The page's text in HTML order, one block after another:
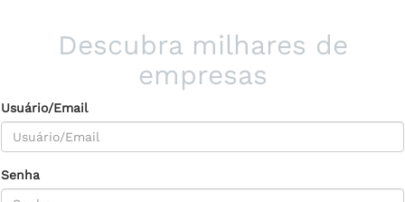
Descubra milhares de
empresas
Usuário/Email
Senha